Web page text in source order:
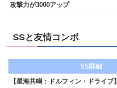
攻撃力が3000アップ
SSと友情コンボ
SS詳細
【星海共鳴：ドルフィン・ドライブ】